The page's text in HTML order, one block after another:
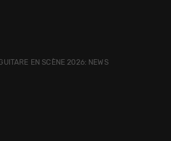
EN SCÈNE 2026: NEWS